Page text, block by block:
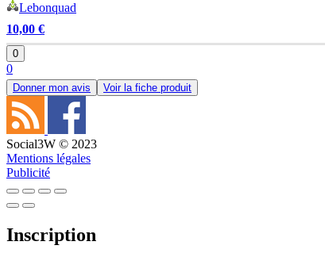
Lebonquad
10,00 €
0
0
Donner mon avis Voir la fiche produit
Social3W © 2023
Mentions légales
Publicité
Inscription